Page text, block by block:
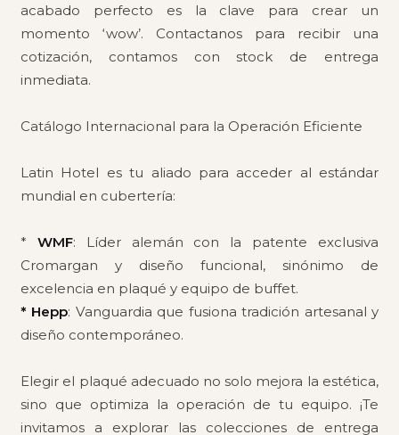
acabado perfecto es la clave para crear un
momento ‘wow’. Contactanos para recibir una
cotización, contamos con stock de entrega
inmediata.
Catálogo Internacional para la Operación Eficiente
Latin Hotel es tu aliado para acceder al estándar
mundial en cubertería:
* WMF: Líder alemán con la patente exclusiva
Cromargan y diseño funcional, sinónimo de
excelencia en plaqué y equipo de buffet.
* Hepp: Vanguardia que fusiona tradición artesanal y
diseño contemporáneo.
Elegir el plaqué adecuado no solo mejora la estética,
sino que optimiza la operación de tu equipo. ¡Te
invitamos a explorar las colecciones de entrega